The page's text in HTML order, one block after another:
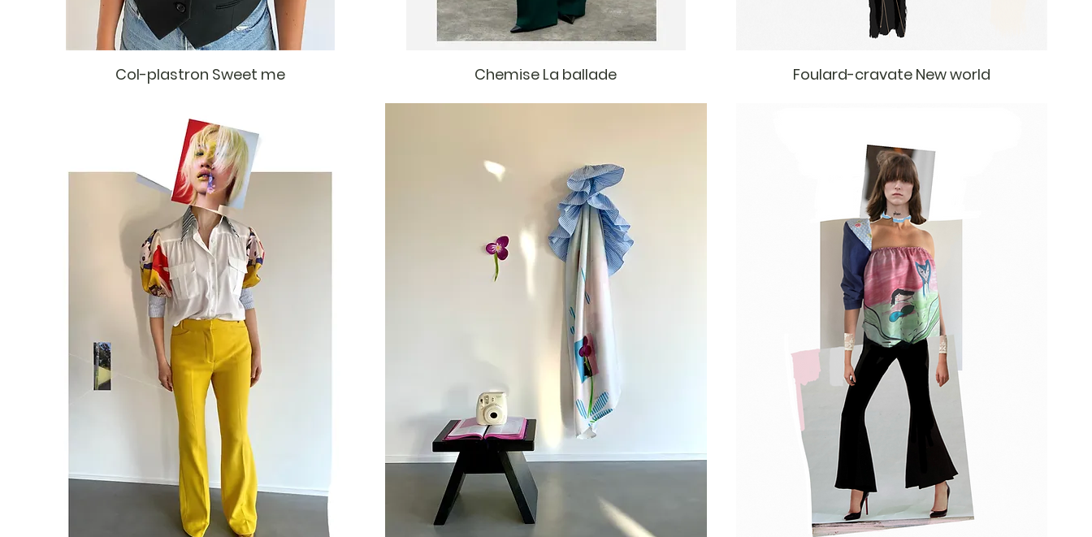
Col-plastron Sweet me Chemise La ballade Foulard-cravate New world